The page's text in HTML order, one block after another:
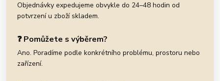
Objednávky expedujeme obvykle do 24–48 hodin od
potvrzení u zboží skladem.
❓ Pomůžete s výběrem?
Ano. Poradíme podle konkrétního problému, prostoru nebo
zařízení.